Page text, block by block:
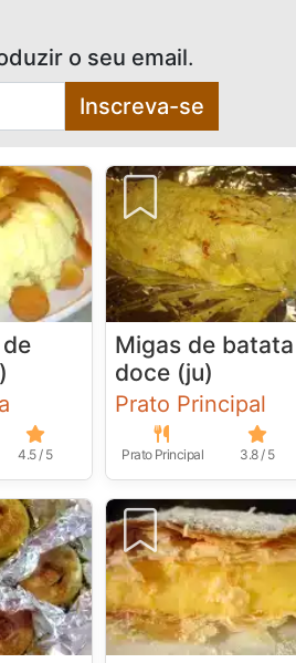
o seu email.
Inscreva-se
4.5 / 5
Migas de batata
doce (ju)
Prato Principal
Prato Principal 3.8 / 5